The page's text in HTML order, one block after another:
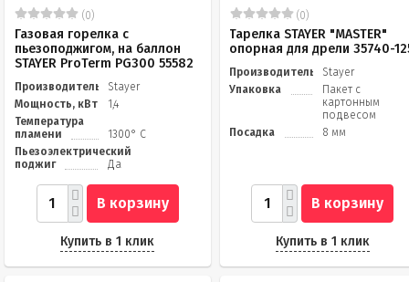
(0)
Газовая горелка с
пьезоподжигом, на баллон
STAYER ProTerm PG300 55582
Производитель
Stayer
Мощность, кВт
1,4
Температура
пламени
1300° C
Пьезоэлектрический
поджиг
Да
В корзину
Купить в 1 клик
(0)
Тарелка STAYER "MASTER"
опорная для дрели 35740-
Производитель
Stayer
Упаковка
Пакет с
картонным
подвесом
Посадка
8 мм
В корзину
Купить в 1 клик